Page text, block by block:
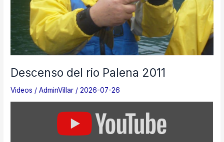
Descenso del rio Palena 2011
Videos /AdminVillar /2026-07-26
«Descenso